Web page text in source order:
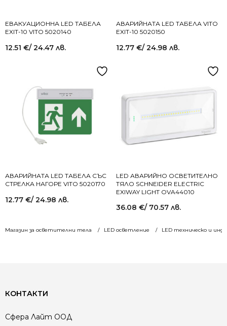
Магазин за осветителни тела LED осветление LED техническо и
ЕВАКУАЦИОННА LED ТАБЕЛА
EXIT-10 VITO 5020140
12.51 €/ 24.47 лв.
АВАРИЙНАТА LED ТАБЕЛА VITO
EXIT-10 5020150
12.77 €/ 24.98 лв.
АВАРИЙНАТА LED ТАБЕЛА СЪС
СТРЕЛКА НАГОРЕ VITO 5020170
12.77 €/ 24.98 лв.
LED АВАРИЙНО ОСВЕТИТЕЛНО
ТЯЛО SCHNEIDER ELECTRIC
EXIWAY LIGHT OVA44010
36.08 €/ 70.57 лв.
КОНТАКТИ
Сфера Лайт ООД